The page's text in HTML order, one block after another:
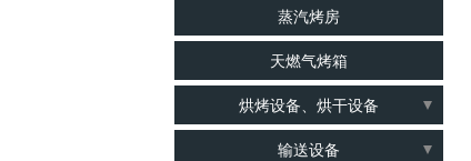
蒸汽烤房
天燃气烤箱
烘烤设备、烘干设备
食品烤箱
输送设备